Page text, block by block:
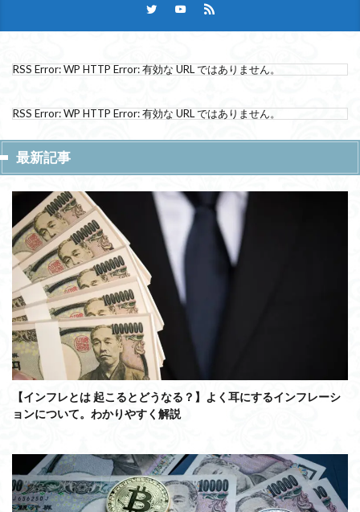
RSS Error: WP HTTP Error: 有効な URL ではありません。
RSS Error: WP HTTP Error: 有効な URL ではありません。
最新記事
【インフレとは 起こるとどうなる？】よく耳にするインフレーシ
ョンについて。わかりやすく解説